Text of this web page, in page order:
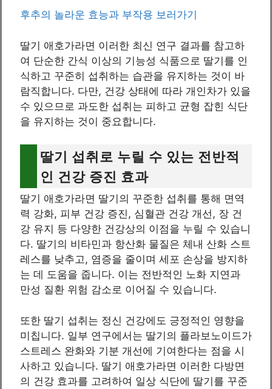
후추의 놀라운 효능과 부작용 보러가기
딸기 애호가라면 이러한 최신 연구 결과를 참고하
여 단순한 간식 이상의 기능성 식품으로 딸기를 인
식하고 꾸준히 섭취하는 습관을 유지하는 것이 바
람직합니다. 다만, 건강 상태에 따라 개인차가 있을
수 있으므로 과도한 섭취는 피하고 균형 잡힌 식단
을 유지하는 것이 중요합니다.
딸기 섭취로 누릴 수 있는 전반적
인 건강 증진 효과
딸기 애호가라면 딸기의 꾸준한 섭취를 통해 면역
력 강화, 피부 건강 증진, 심혈관 건강 개선, 장 건
강 유지 등 다양한 건강상의 이점을 누릴 수 있습니
다. 딸기의 비타민과 항산화 물질은 체내 산화 스트
레스를 낮추고, 염증을 줄이며 세포 손상을 방지하
는 데 도움을 줍니다. 이는 전반적인 노화 지연과
만성 질환 위험 감소로 이어질 수 있습니다.
또한 딸기 섭취는 정신 건강에도 긍정적인 영향을
미칩니다. 일부 연구에서는 딸기의 플라보노이드가
스트레스 완화와 기분 개선에 기여한다는 점을 시
사하고 있습니다. 딸기 애호가라면 이러한 다방면
의 건강 효과를 고려하여 일상 식단에 딸기를 꾸준